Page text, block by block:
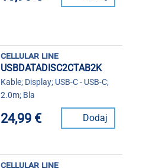
cellular line
USBDATADISC2CTAB2K
Kable; Display; USB-C - USB-C;
2.0m; Bla
24,99 € Dodaj
cellular line